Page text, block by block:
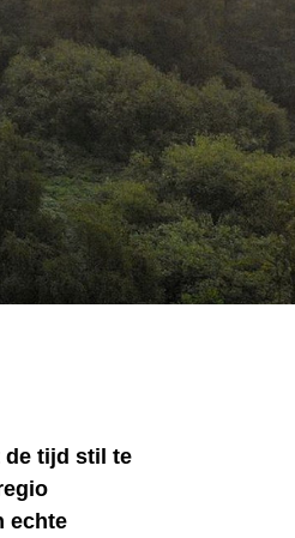
de tijd stil te
echte